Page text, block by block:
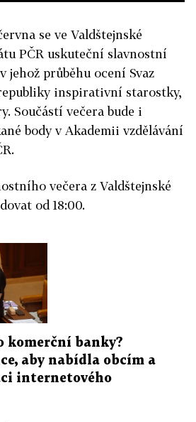
se ve Valdštejnské
PČR uskuteční slavnostní
jehož průběhu ocení Svaz
inspirativní starostky,
Součástí večera bude i
body v Akademii vzdělávání
večera z Valdštejnské
od 18:00.
komerční banky?
aby nabídla obcím a
internetového